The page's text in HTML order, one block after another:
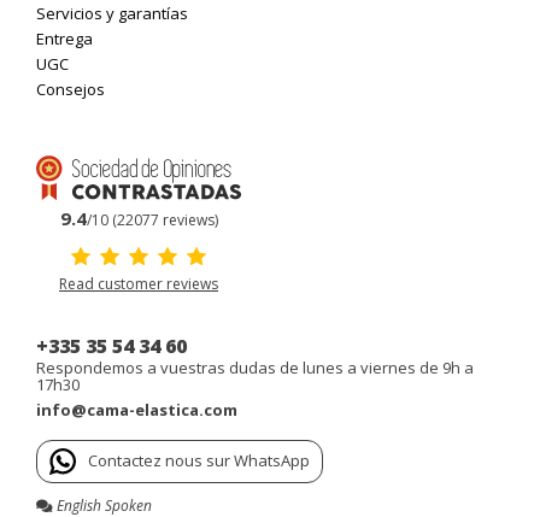
Servicios y garantías
Entrega
UGC
Consejos
9.4/10 (22077 reviews)
Read customer reviews
+335 35 54 34 60
Respondemos a vuestras dudas de lunes a viernes de 9h a
17h30
info@cama-elastica.com
Contactez nous sur WhatsApp
English Spoken